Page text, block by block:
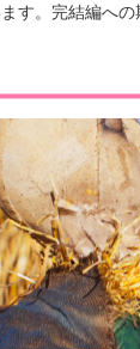
す。完結編へ